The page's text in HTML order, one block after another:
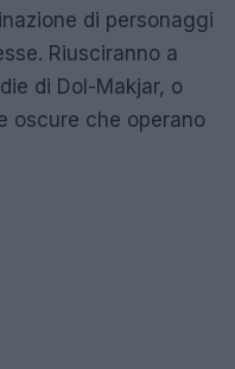
di personaggi
Riusciranno a
di Dol-Makjar, o
oscure che operano